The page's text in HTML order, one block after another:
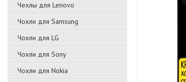
Чехлы для Lenovo
Чохли для Samsung
Чохли для LG
Чохли для Sony
Чохли для Nokia